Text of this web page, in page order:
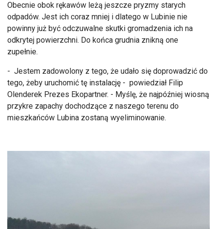
Obecnie obok rękawów leżą jeszcze pryzmy starych
odpadów. Jest ich coraz mniej i dlatego w Lubinie nie
powinny już być odczuwalne skutki gromadzenia ich na
odkrytej powierzchni. Do końca grudnia znikną one
zupełnie.
- Jestem zadowolony z tego, że udało się doprowadzić do
tego, żeby uruchomić tę instalację - powiedział Filip
Olenderek Prezes Ekopartner. - Myślę, że najpóźniej wiosną
przykre zapachy dochodzące z naszego terenu do
mieszkańców Lubina zostaną wyeliminowanie.